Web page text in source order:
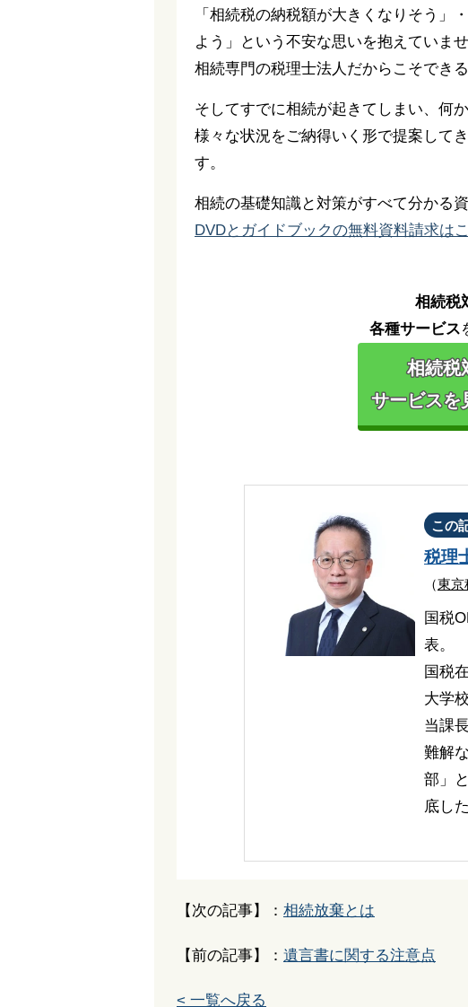
「相続税の納税額が大きくなりそう」
よう」という不安な思いを抱えていま
相続専門の税理士法人だからこそでき
そしてすでに相続が起きてしまい、何
様々な状況をご納得いく形で提案して
す。
相続の基礎知識と対策がすべて分かる
DVDとガイドブックの無料資料請求は
相続税
各種サービス
相続税
サービスを
この
税理
（東京
国税
表。
国税
大学
当課
難解
部」
底し
【次の記事】： 相続放棄とは
【前の記事】： 遺言書に関する注意点
< 一覧へ戻る